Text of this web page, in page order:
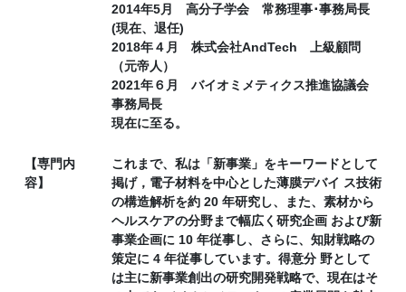
2014年5月 高分子学会 常務理事･事務局長
(現在、退任)
2018年４月 株式会社AndTech 上級顧問
（元帝人）
2021年６月 バイオミメティクス推進協議会
事務局長
現在に至る。
【専門内
容】
これまで、私は「新事業」をキーワードとして
掲げ，電子材料を中心とした薄膜デバイ ス技術
の構造解析を約 20 年研究し、また、素材から
ヘルスケアの分野まで幅広く研究企画 および新
事業企画に 10 年従事し、さらに、知財戦略の
策定に 4 年従事しています。得意分 野として
は主に新事業創出の研究開発戦略で、現在はそ